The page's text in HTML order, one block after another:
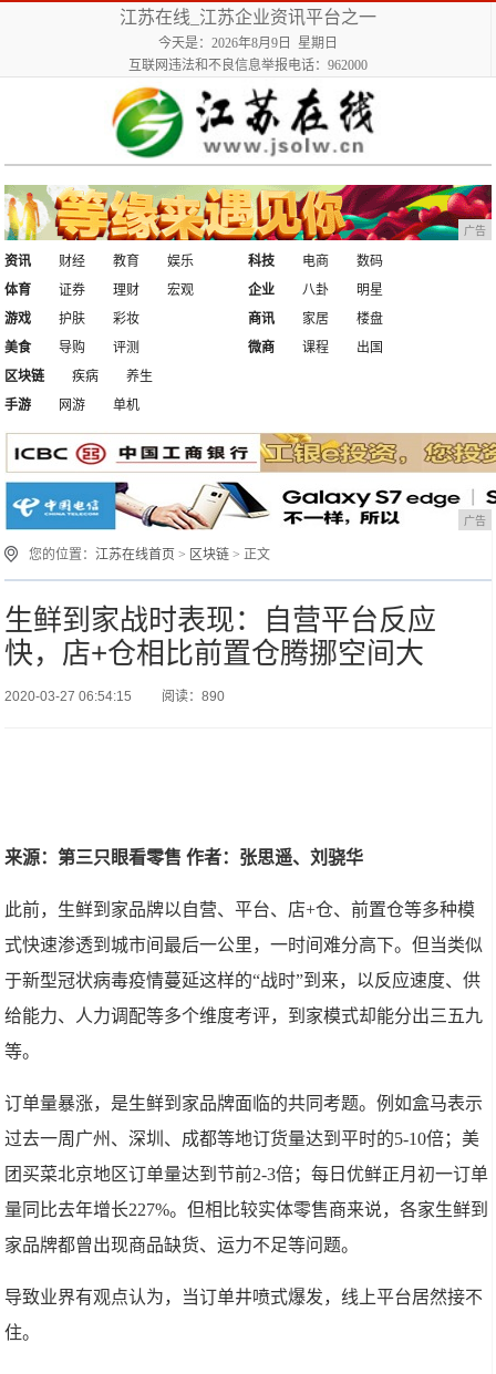
江苏在线_江苏企业资讯平台之一
今天是：2026年8月9日 星期日
互联网违法和不良信息举报电话：962000
广告
资讯 财经 教育
娱乐
体育
证券 理财 宏观
科技 电商
数码
企业
八卦
明星
游戏
护肤
彩妆
美食
导购 评测
商讯 家居
楼盘
微商
课程
出国
区块链
疾病
养生
手游
网游 单机
广告
您的位置：江苏在线首页 > 区块链 > 正文
生鲜到家战时表现：自营平台反应
快，店+仓相比前置仓腾挪空间大
2020-03-27 06:54:15 阅读：890
来源：第三只眼看零售 作者：张思遥、刘骁华
此前，生鲜到家品牌以自营、平台、店+仓、前置仓等多种模
式快速渗透到城市间最后一公里，一时间难分高下。但当类似
于新型冠状病毒疫情蔓延这样的“战时”到来，以反应速度、供
给能力、人力调配等多个维度考评，到家模式却能分出三五九
等。
订单量暴涨，是生鲜到家品牌面临的共同考题。例如盒马表示
过去一周广州、深圳、成都等地订货量达到平时的5-10倍；美
团买菜北京地区订单量达到节前2-3倍；每日优鲜正月初一订单
量同比去年增长227%。但相比较实体零售商来说，各家生鲜到
家品牌都曾出现商品缺货、运力不足等问题。
导致业界有观点认为，当订单井喷式爆发，线上平台居然接不
住。